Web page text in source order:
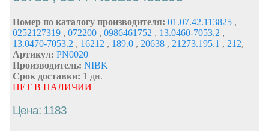
Номер по каталогу производителя: 01.07.42.113825 ,
0252127319 , 072200 , 0986461752 , 13.0460-7053.2 ,
13.0470-7053.2 , 16212 , 189.0 , 20638 , 21273.195.1 , 212,
Артикул: PN0020
Производитель: NIBK
Срок доставки: 1 дн.
НЕТ В НАЛИЧИИ
Цена: 1183